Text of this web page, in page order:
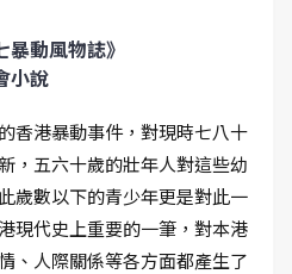
動風物誌》
小說
香港暴動事件，對現時七八十
，五六十歲的壯年人對這些幼
歲數以下的青少年更是對此一
現代史上重要的一筆，對本港
、人際關係等各方面都產生了